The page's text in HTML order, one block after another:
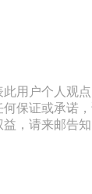
用户个人
保证或承
，请来邮